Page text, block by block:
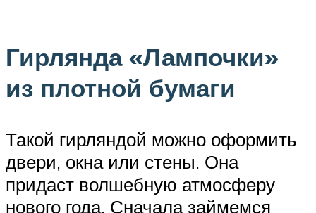
Гирлянда «Лампочки»
из плотной бумаги
Такой гирляндой можно оформить
двери, окна или стены. Она
придаст волшебную атмосферу
нового года. Сначала займемся